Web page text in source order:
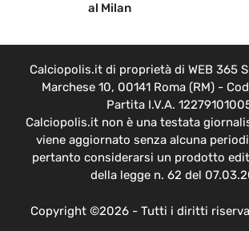
al Milan
Calciopolis.it di proprietà di WEB 365
Marchese 10, 00141 Roma (RM) -
Partita I.V.A.
Calciopolis.it non è una testata
viene aggiornato senza alcuna
pertanto considerarsi un prodotto
della legge n. 62 del
Copyright ©2026 - Tutti i diritti